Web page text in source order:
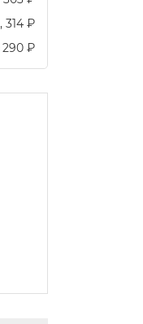
314 ₽
290 ₽